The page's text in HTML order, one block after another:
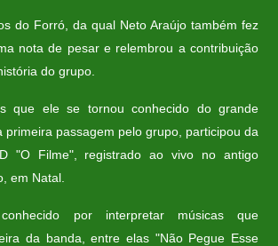
do Forró, da qual Neto Araújo também fez
nota de pesar e relembrou a contribuição
do grupo.
que ele se tornou conhecido do grande
primeira passagem pelo grupo, participou da
"O Filme", registrado ao vivo no antigo
em Natal.
por interpretar músicas que
da banda, entre elas "Não Pegue Esse